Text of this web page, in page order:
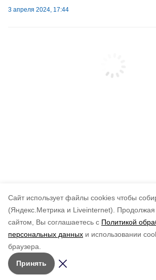
Cайт использует файлы cookies чтобы
(Яндекс.Метрика и Liveinternet).
Продолжая
сайтом, Вы соглашаетесь с Политикой
персональных данных и использовании
браузера.
Принять
3 апреля 2024, 17:44